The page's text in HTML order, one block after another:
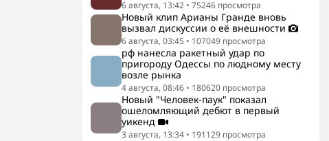
6 августа, 13:42 • 75246 просмотра
Новый клип Арианы Гранде вновь
вызвал дискуссии о её внешности
6 августа, 03:45 • 107049 просмотра
рф нанесла ракетный удар по
пригороду Одессы по людному месту
возле рынка
4 августа, 08:46 • 180620 просмотра
Новый "Человек-паук" показал
ошеломляющий дебют в первый
уикенд
3 августа, 13:34 • 191129 просмотра